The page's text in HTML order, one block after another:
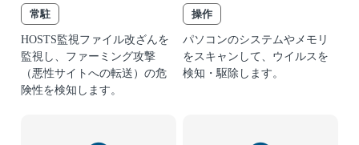
常駐
HOSTS監視ファイル改ざんを
監視し、ファーミング攻撃
（悪性サイトへの転送）の危
険性を検知します。
操作
パソコンのシステムやメモリ
をスキャンして、ウイルスを
検知・駆除します。